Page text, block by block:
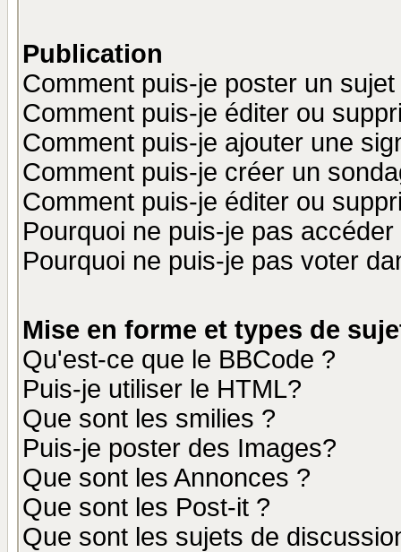
Publication
Comment puis-je poster un
Comment puis-je éditer ou
Comment puis-je ajouter une
Comment puis-je créer un
Comment puis-je éditer ou
Pourquoi ne puis-je pas
Pourquoi ne puis-je pas voter
Mise en forme et types de
Qu'est-ce que le BBCode ?
Puis-je utiliser le HTML?
Que sont les smilies ?
Puis-je poster des Images?
Que sont les Annonces ?
Que sont les Post-it ?
Que sont les sujets de